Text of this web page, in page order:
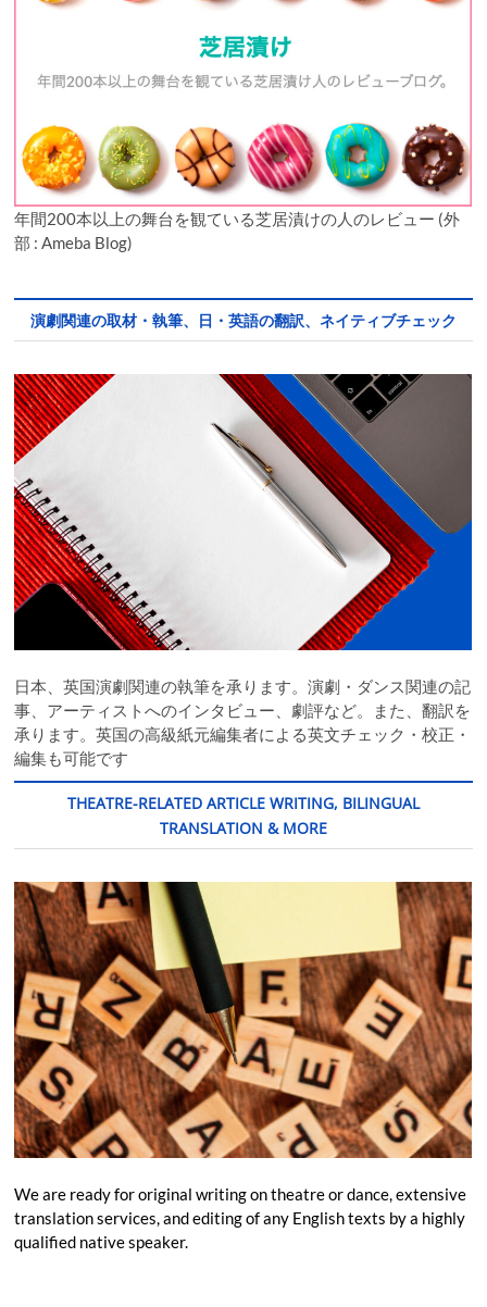
年間200本以上の舞台を観ている芝居漬けの人のレビュー (外
部 : Ameba Blog)
演劇関連の取材・執筆、日・英語の翻訳、ネイティブチェック
日本、英国演劇関連の執筆を承ります。演劇・ダンス関連の記
事、アーティストへのインタビュー、劇評など。また、翻訳を
承ります。英国の高級紙元編集者による英文チェック・校正・
編集も可能です
THEATRE-RELATED ARTICLE WRITING, BILINGUAL
TRANSLATION & MORE
We are ready for original writing on theatre or dance, extensive
translation services, and editing of any English texts by a highly
qualified native speaker.